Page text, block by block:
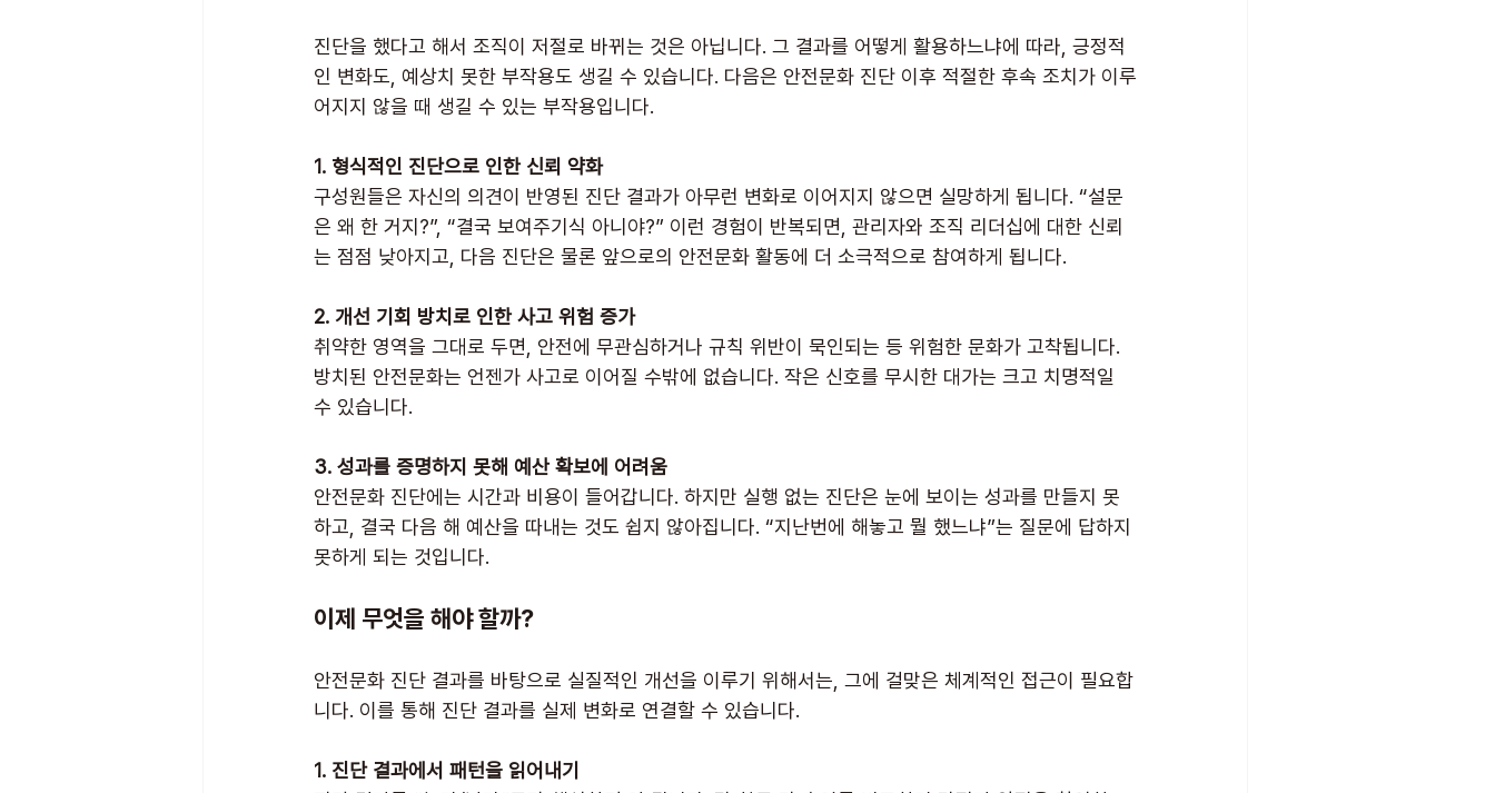
진단을 했다고 해서 조직이 저절로 바뀌는 것은 아닙니다. 그 결과를 어떻게 활용하느냐에 따라, 긍정적
인 변화도, 예상치 못한 부작용도 생길 수 있습니다. 다음은 안전문화 진단 이후 적절한 후속 조치가 이루
어지지 않을 때 생길 수 있는 부작용입니다.
1. 형식적인 진단으로 인한 신뢰 약화
구성원들은 자신의 의견이 반영된 진단 결과가 아무런 변화로 이어지지 않으면 실망하게 됩니다. “설문
은 왜 한 거지?”, “결국 보여주기식 아니야?” 이런 경험이 반복되면, 관리자와 조직 리더십에 대한 신뢰
는 점점 낮아지고, 다음 진단은 물론 앞으로의 안전문화 활동에 더 소극적으로 참여하게 됩니다.
2. 개선 기회 방치로 인한 사고 위험 증가
취약한 영역을 그대로 두면, 안전에 무관심하거나 규칙 위반이 묵인되는 등 위험한 문화가 고착됩니다.
방치된 안전문화는 언젠가 사고로 이어질 수밖에 없습니다. 작은 신호를 무시한 대가는 크고 치명적일
수 있습니다.
3. 성과를 증명하지 못해 예산 확보에 어려움
안전문화 진단에는 시간과 비용이 들어갑니다. 하지만 실행 없는 진단은 눈에 보이는 성과를 만들지 못
하고, 결국 다음 해 예산을 따내는 것도 쉽지 않아집니다. “지난번에 해놓고 뭘 했느냐”는 질문에 답하지
못하게 되는 것입니다.
이제 무엇을 해야 할까?
안전문화 진단 결과를 바탕으로 실질적인 개선을 이루기 위해서는, 그에 걸맞은 체계적인 접근이 필요합
니다. 이를 통해 진단 결과를 실제 변화로 연결할 수 있습니다.
1. 진단 결과에서 패턴을 읽어내기